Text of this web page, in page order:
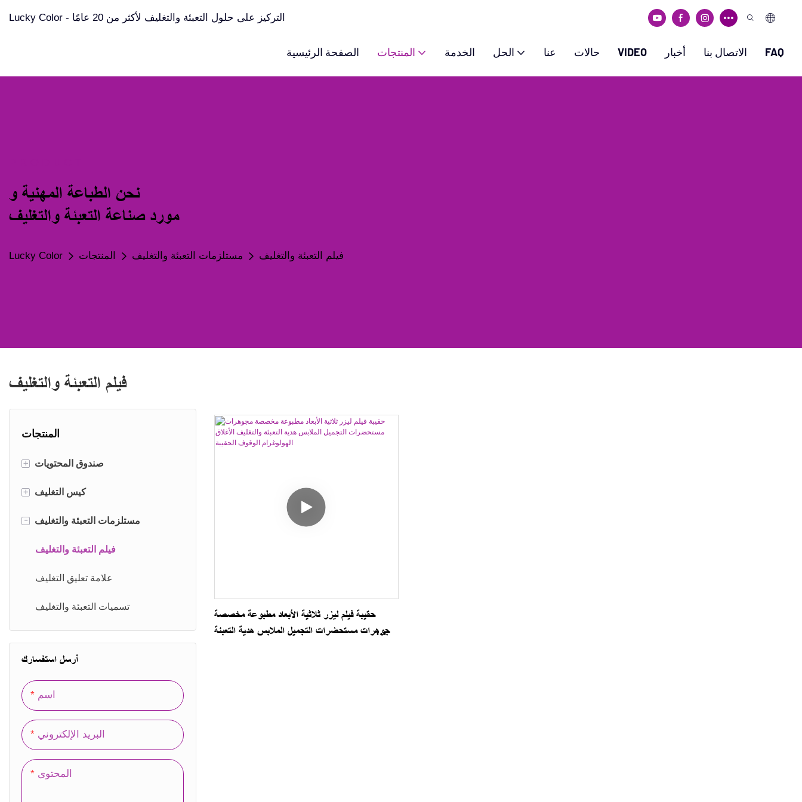
Lucky Color - التركيز على حلول التعبئة والتغليف لأكثر من 20 عامًا
الصفحة الرئيسية المنتجات الخدمة الحل عنا حالات VIDEO أخبار الاتصال بنا FAQ
نحن الطباعة المهنية و
مورد صناعة التعبئة والتغليف
Lucky Color المنتجات مستلزمات التعبئة والتغليف فيلم التعبئة والتغليف
فيلم التعبئة والتغليف
المنتجات
+ صندوق المحتويات
صندوق الشحن
صندوق الاسطوانة
علبة البطاقة
الصندوق المغناطيسي
صندوق الغطاء
علبة هدايا
صندوق الأمانات
الكرتون المموج
صندوق خشبي
صندوق تخزين المكتب
+ كيس التغليف
حقيبة اوراق
شنطة قطنية
حقيبة غير منسوجة
حقيبة مخملية
- مستلزمات التعبئة والتغليف
فيلم التعبئة والتغليف
علامة تعليق التغليف
تسميات التعبئة والتغليف
أرسل استفسارك
اسم
البريد الإلكتروني
المحتوى
حقيبة فيلم ليزر ثلاثية الأبعاد مطبوعة مخصصة
مجوهرات مستحضرات التجميل الملابس هدية التعبئة